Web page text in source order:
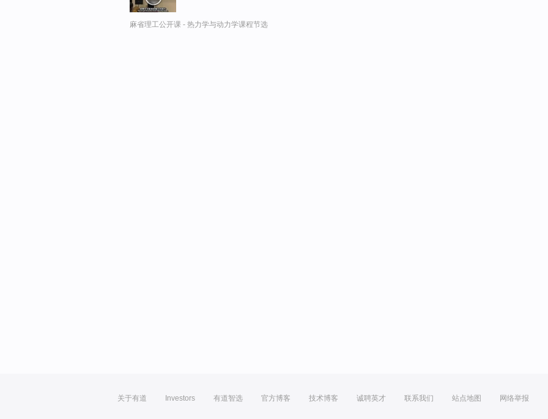
麻省理工公开课 - 热力学与动力学课程节选
关于有道 Investors 有道智选 官方博客 技术博客 诚聘英才 联系我们 站点地图 网络举报